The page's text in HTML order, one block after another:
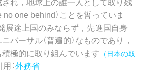
no one behind）ことを誓っていま
展途上国のみならず，先進国自身
バーサル（普遍的）なものであり，
極的に取り組んでいます （日本の取
：外務省